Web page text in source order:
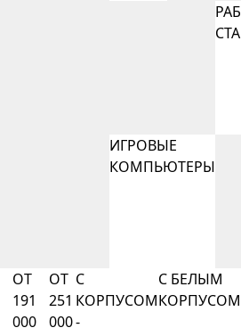
ИГРОВЫЕ
КОМПЬЮТЕРЫ
ОТ
191
000
ОТ
251
000
С
КОРПУСОМ
-
С БЕЛЫМ
КОРПУСОМ